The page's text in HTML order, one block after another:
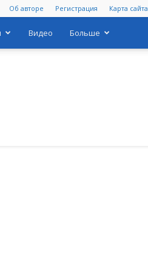
Об авторе Регистрация Карта сайта
Видео Больше